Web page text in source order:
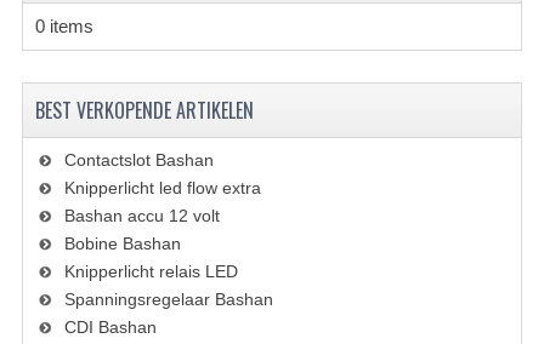
MOTOR
REM SYSTEEM
SCHOKBREKERS
WIEL OPHANGING
0 items
BEST VERKOPENDE ARTIKELEN
Contactslot Bashan
Knipperlicht led flow extra
Bashan accu 12 volt
Bobine Bashan
Knipperlicht relais LED
Spanningsregelaar Bashan
CDI Bashan